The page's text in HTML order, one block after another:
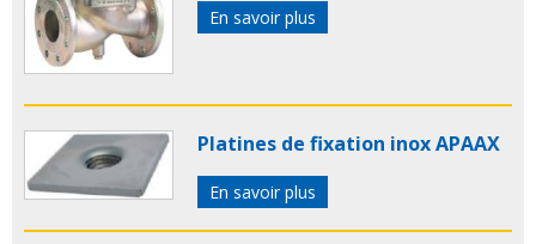
En savoir plus
Platines de fixation inox APAAX
En savoir plus